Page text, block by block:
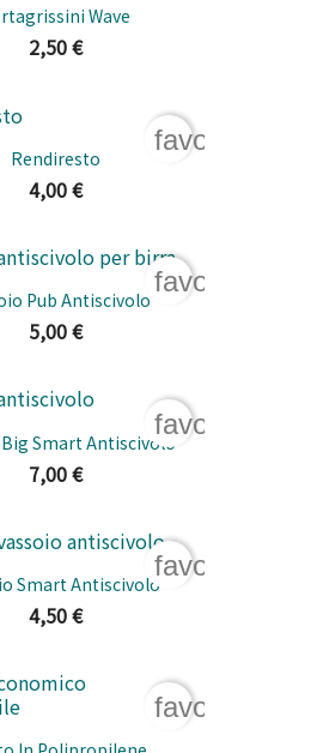
Wave
2,50 €
Rendiresto
4,00 €
Pub Antiscivolo
5,00 €
Smart Antiscivolo
7,00 €
Smart Antiscivolo
4,50 €